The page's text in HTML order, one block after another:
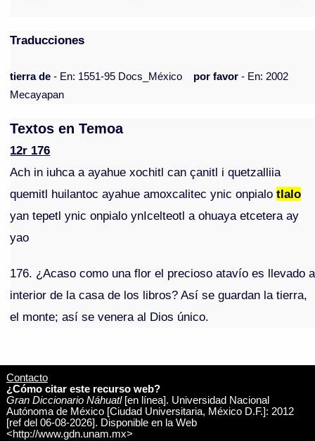
Traducciones
tierra de - En: 1551-95 Docs_México por favor - En: 2002
Mecayapan
Textos en Temoa
12r 176
Ach in iuhca a ayahue xochitl can çanitl i quetzalliia
quemitl huilantoc ayahue amoxcalitec ynic onpialotlalo
yan tepetl ynic onpialo ynIcelteotl a ohuaya etcetera ay
yao
176. ¿Acaso como una flor el precioso atavío es llevado
interior de la casa de los libros? Así se guardan la tierra,
el monte; así se venera al Dios único.
Contacto
¿Cómo citar este recurso web?
Gran Diccionario Náhuatl[en línea]. Universidad Nacional
Autónoma de México [Ciudad Universitaria, México D.F.]: 2012
[ref del 06-08-2026]. Disponible en la Web
<http://www.gdn.unam.mx>